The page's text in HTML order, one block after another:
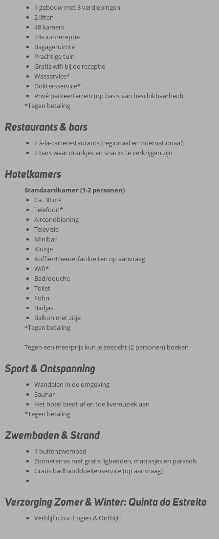
1 gebouw met 3 verdiepingen
2 liften
48 kamers
24-uursreceptie
Bagageruimte
Prachtige tuin
Gratis wifi bij de receptie
Wasservice*
Doktersservice*
Privé parkeerterrein (op basis van beschikbaarheid)
*Tegen betaling
Restaurants & bars
2 à-la-carterestaurants (regionaal en Internationaal)
2 bars waar drankjes en snacks te verkrijgen zijn
Hotelkamers
Standaardkamer (1-2 personen)
Ca. 30 m²
Telefoon*
Airconditioning
Televisie
Minibar
Kluisje
Koffie-/theezetfaciliteiten op aanvraag
Wifi*
Bad/douche
Toilet
Föhn
Badjas
Balkon met zitje
*Tegen betaling
Tegen een meerprijs kun je zeezicht (2 personen) boeken
Sport & Ontspanning
Wandelen in de omgeving
Sauna*
Het hotel biedt af en toe livemuziek aan
*Tegen betaling
Zwembaden & Strand
1 buitenzwembad
Zonneterras met gratis ligbedden, matrasjes en parasols
Gratis badhanddoekenservice (op aanvraag)
Verzorging Zomer & Winter: Quinta do Estreito
Verblijf o.b.v. Logies & Ontbijt: